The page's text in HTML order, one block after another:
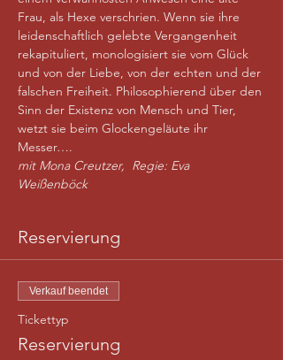
Frau, als Hexe verschrien. Wenn sie ihre
leidenschaftlich gelebte Vergangenheit
rekapituliert, monologisiert sie vom Glück
und von der Liebe, von der echten und der
falschen Freiheit. Philosophierend über den
Sinn der Existenz von Mensch und Tier,
wetzt sie beim Glockengeläute ihr
Messer….
mit Mona Creutzer,  Regie: Eva
Weißenböck
Reservierung
Verkauf beendet
Tickettyp
Reservierung